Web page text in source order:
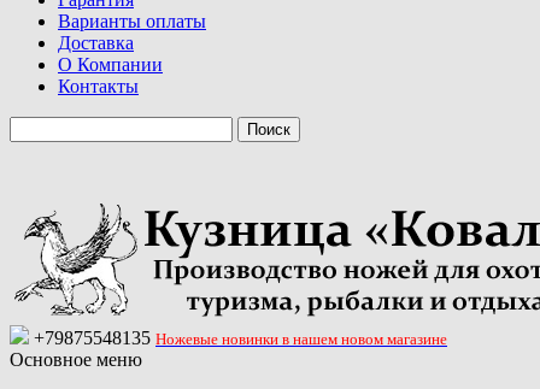
Варианты оплаты
Доставка
О Компании
Контакты
+79875548135 Ножевые новинки в нашем новом магазине
Основное меню